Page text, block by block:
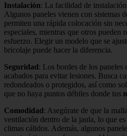
Instalación: La facilidad de
Algunos paneles vienen con sistemas
permiten una rápida colocación sin
especiales, mientras que otros pueden
esfuerzo. Elegir un modelo que se
bricolaje puede hacer la diferencia.
Seguridad: Los bordes de los paneles
acabados para evitar lesiones. Busca
redondeados o protegidos, así como
que no haya puntos débiles donde tus
Comodidad: Asegúrate de que la
ventilación dentro de la jaula, lo que
climas cálidos. Además, algunos